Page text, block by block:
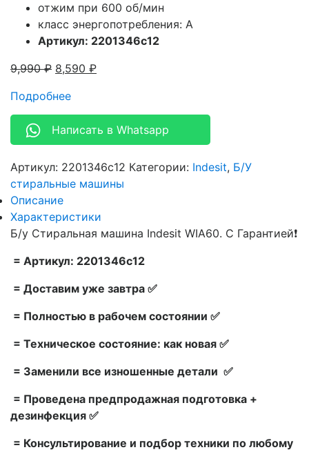
отжим при 600 об/мин
класс энергопотребления: A
Артикул: 2201346c12
9,990₽ 8,590 ₽
Подробнее
Написать в Whatsapp
Артикул: 2201346c12 Категории: Indesit, Б/У
стиральные машины
Описание
Характеристики
Б/у Стиральная машина Indesit WIA60. С Гарантией❗
= Артикул: 2201346c12
= Доставим уже завтра ✅
= Полностью в рабочем состоянии ✅
= Техническое состояние: как новая ✅
= Заменили все изношенные детали ✅
= Проведена предпродажная подготовка +
дезинфекция ✅
= Консультирование и подбор техники по любому